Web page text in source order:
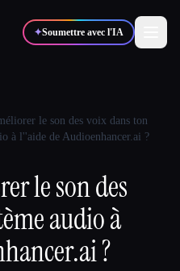
✦Soumettre avec l'IA
🎨 Designers
📈Marketeurs
🎬Créateurs
le son des voix dans ton
à l''aide de Audioenhancer.ai ?
le son des
audio à
?